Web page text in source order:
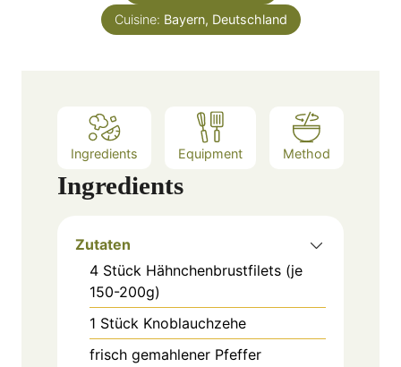
s
Cuisine: Bayern, Deutschland
Ingredients Equipment Method
Ingredients
Zutaten
4 Stück Hähnchenbrustfilets (je
150-200g)
1 Stück Knoblauchzehe
frisch gemahlener Pfeffer